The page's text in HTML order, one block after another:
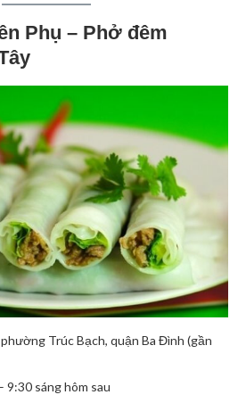
Phụ – Phở đêm
phường Trúc Bạch, quận Ba Đình (gần
9:30 sáng hôm sau